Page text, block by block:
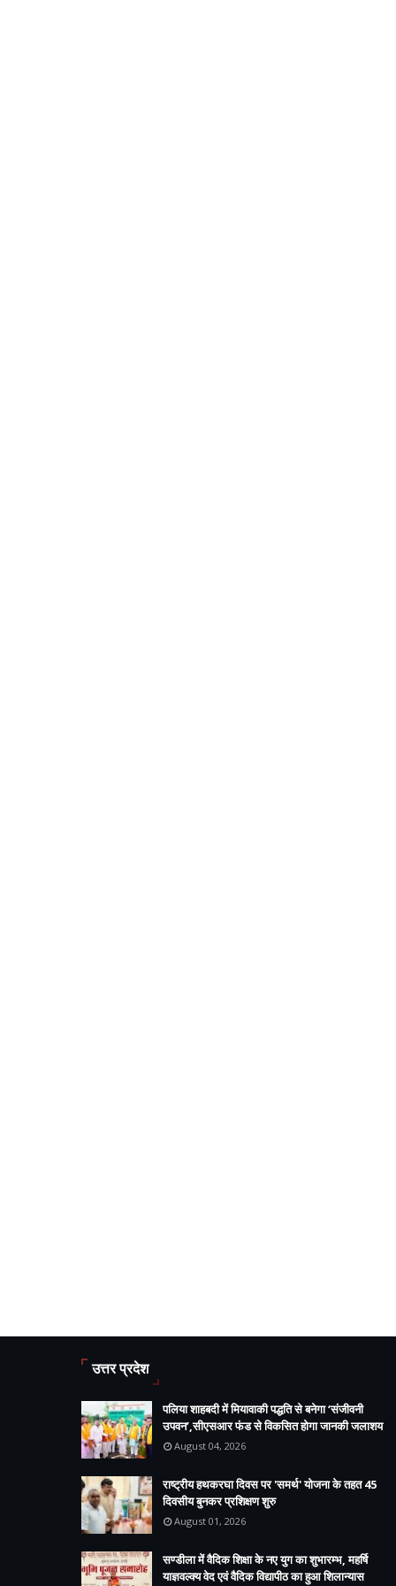
उत्तर प्रदेश
पलिया शाहबदी में मियावाकी पद्धति से बनेगा ‘संजीवनी
उपवन’,सीएसआर फंड से विकसित होगा जानकी जलाशय
August 04, 2026
राष्ट्रीय हथकरघा दिवस पर 'समर्थ' योजना के तहत 45
दिवसीय बुनकर प्रशिक्षण शुरु
August 01, 2026
सण्डीला में वैदिक शिक्षा के नए युग का शुभारम्भ, महर्षि
याज्ञवल्क्य वेद एवं वैदिक विद्यापीठ का हुआ शिलान्यास